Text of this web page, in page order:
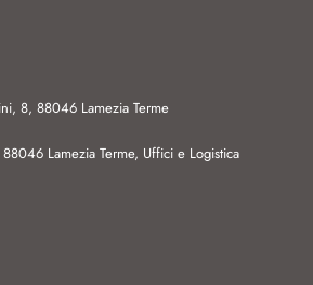
8, 88046 Lamezia Terme
Lamezia Terme, Uffici e Logistica